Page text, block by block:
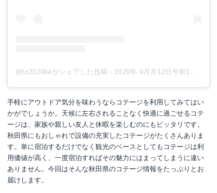
@to2020keがシェアした投稿 - 2020年 4月月12日午前1時10分PDT
手軽にアウトドア気分を味わうならコテージを利用してみてはい
かがでしょうか。天候に左右されることなく快適に過ごせるコテ
ージは、家族や親しい友人と休暇を楽しむのにもピッタリです。
秋田県にもおしゃれで設備の充実したコテージがたくさんありま
す。単に宿泊するだけでなく観光のベースとしてもコテージは利
用価値が高く、一度宿泊すればその魅力にはまってしまうに違い
ありません。今回はそんな秋田県のコテージ情報をたっぷりとお
届けします。